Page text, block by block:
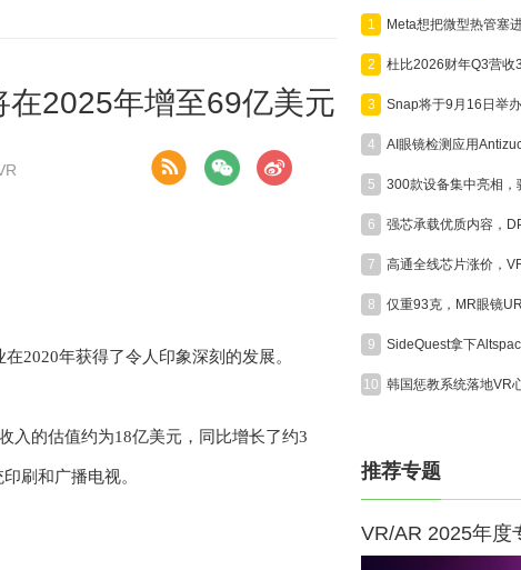
2025年增至69亿美元
2020年获得了令人印象深刻的发展。
入的估值约为18亿美元，同比增长了约3
刷和广播电视。
1
2
3
4
5
6
7
8
9
10
推荐专题
VR/AR 2025年度